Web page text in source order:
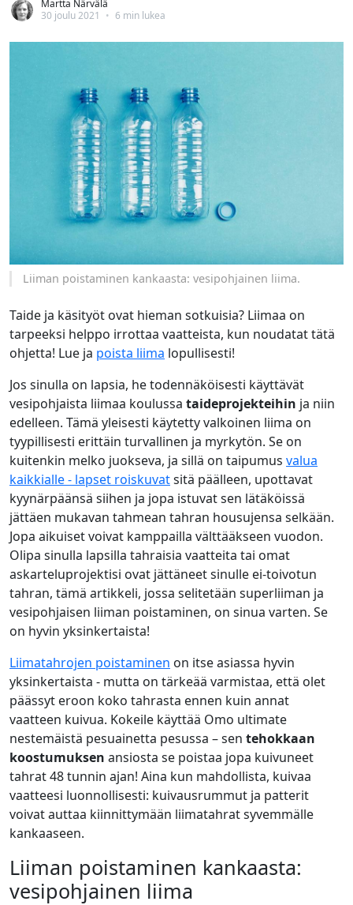
Martta Närvälä
30 joulu 2021
• 6 min lukea
Liiman poistaminen kankaasta: vesipohjainen liima.
Taide ja käsityöt ovat hieman sotkuisia? Liimaa on
tarpeeksi helppo irrottaa vaatteista, kun noudatat tätä
ohjetta! Lue ja poista liima lopullisesti!
Jos sinulla on lapsia, he todennäköisesti käyttävät
vesipohjaista liimaa koulussa taideprojekteihin ja niin
edelleen. Tämä yleisesti käytetty valkoinen liima on
tyypillisesti erittäin turvallinen ja myrkytön. Se on
kuitenkin melko juokseva, ja sillä on taipumus valua
kaikkialle - lapset roiskuvatsitä päälleen, upottavat
kyynärpäänsä siihen ja jopa istuvat sen lätäköissä
jättäen mukavan tahmean tahran housujensa selkään.
Jopa aikuiset voivat kamppailla välttääkseen vuodon.
Olipa sinulla lapsilla tahraisia vaatteita tai omat
askarteluprojektisi ovat jättäneet sinulle ei-toivotun
tahran, tämä artikkeli, jossa selitetään superliiman ja
vesipohjaisen liiman poistaminen, on sinua varten. Se
on hyvin yksinkertaista!
Liimatahrojen poistaminen on itse asiassa hyvin
yksinkertaista - mutta on tärkeää varmistaa, että olet
päässyt eroon koko tahrasta ennen kuin annat
vaatteen kuivua. Kokeile käyttää Omo ultimate
nestemäistä pesuainetta pesussa – sen tehokkaan
koostumuksen ansiosta se poistaa jopa kuivuneet
tahrat 48 tunnin ajan! Aina kun mahdollista, kuivaa
vaatteesi luonnollisesti: kuivausrummut ja patterit
voivat auttaa kiinnittymään liimatahrat syvemmälle
kankaaseen.
Liiman poistaminen kankaasta:
vesipohjainen liima